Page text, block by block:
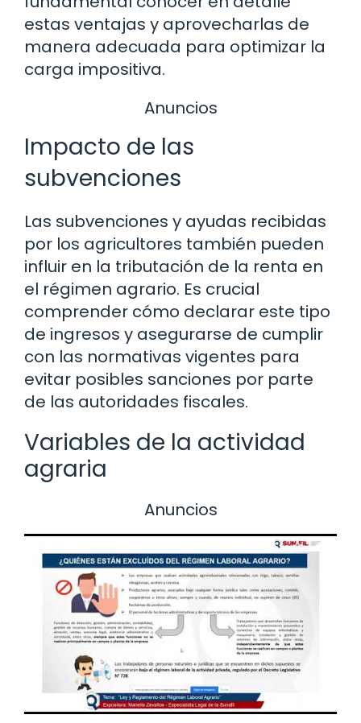
estas ventajas y aprovecharlas de
manera adecuada para optimizar la
carga impositiva.
Anuncios
Impacto de las
subvenciones
Las subvenciones y ayudas recibidas
por los agricultores también pueden
influir en la tributación de la renta en
el régimen agrario. Es crucial
comprender cómo declarar este tipo
de ingresos y asegurarse de cumplir
con las normativas vigentes para
evitar posibles sanciones por parte
de las autoridades fiscales.
Variables de la actividad
agraria
Anuncios